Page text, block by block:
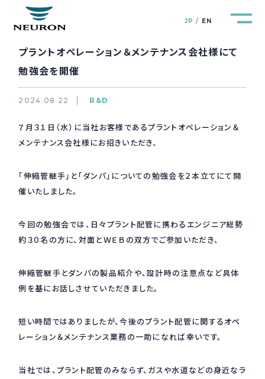
JP EN
企業情報
研究開発 R&D
採用情報 Recruit
お問い合わせ
プラントオペレーション＆メンテナンス会社様にて
勉強会を開催
2024.08.22 R&D
７月３１日（水）に当社お客様であるプラントオペレーション＆
メンテナンス会社様にお招きいただき、
「伸縮管継手」と「ダンパ」についての勉強会を２本立てにて開
催いたしました。
今回の勉強会では、日々プラント配管に携わるエンジニア総勢
約３０名の方に、対面とＷＥＢの双方でご参加いただき、
伸縮管継手とダンパの製品紹介や、設計時の注意点など具体
例を基にお話しさせていただきました。
短い時間ではありましたが、今後のプラント配管に関するオペ
レーション＆メンテナンス業務の一助になれば幸いです。
当社では、プラント配管のみならず、ガスや水道などの身近なラ